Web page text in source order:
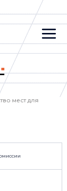
мест для